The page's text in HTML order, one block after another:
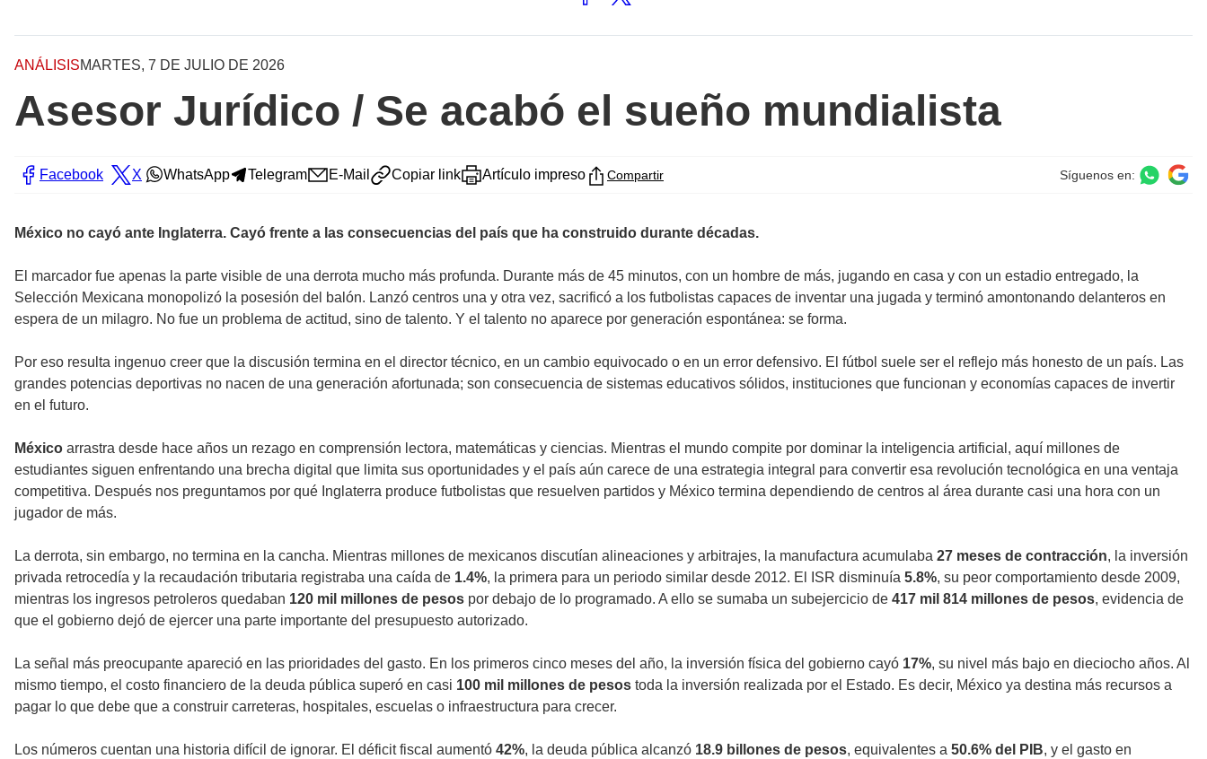
ANÁLISISMARTES, 7 DE JULIO DE 2026
Asesor Jurídico / Se acabó el sueño mundialista
Facebook X WhatsApp Telegram E-Mail Copiar link Artículo impreso Compartir Síguenos en:
México no cayó ante Inglaterra. Cayó frente a las consecuencias del país que ha construido durante décadas.
El marcador fue apenas la parte visible de una derrota mucho más profunda. Durante más de 45 minutos, con un hombre de más, jugando en casa y con un estadio entregado, la
Selección Mexicana monopolizó la posesión del balón. Lanzó centros una y otra vez, sacrificó a los futbolistas capaces de inventar una jugada y terminó amontonando delanteros en
espera de un milagro. No fue un problema de actitud, sino de talento. Y el talento no aparece por generación espontánea: se forma.
Por eso resulta ingenuo creer que la discusión termina en el director técnico, en un cambio equivocado o en un error defensivo. El fútbol suele ser el reflejo más honesto de un país. Las
grandes potencias deportivas no nacen de una generación afortunada; son consecuencia de sistemas educativos sólidos, instituciones que funcionan y economías capaces de invertir
en el futuro.
México arrastra desde hace años un rezago en comprensión lectora, matemáticas y ciencias. Mientras el mundo compite por dominar la inteligencia artificial, aquí millones de
estudiantes siguen enfrentando una brecha digital que limita sus oportunidades y el país aún carece de una estrategia integral para convertir esa revolución tecnológica en una ventaja
competitiva. Después nos preguntamos por qué Inglaterra produce futbolistas que resuelven partidos y México termina dependiendo de centros al área durante casi una hora con un
jugador de más.
La derrota, sin embargo, no termina en la cancha. Mientras millones de mexicanos discutían alineaciones y arbitrajes, la manufactura acumulaba 27 meses de contracción, la inversión
privada retrocedía y la recaudación tributaria registraba una caída de 1.4%, la primera para un periodo similar desde 2012. El ISR disminuía 5.8%, su peor comportamiento desde 2009,
mientras los ingresos petroleros quedaban 120 mil millones de pesos por debajo de lo programado. A ello se sumaba un subejercicio de 417 mil 814 millones de pesos, evidencia de
que el gobierno dejó de ejercer una parte importante del presupuesto autorizado.
La señal más preocupante apareció en las prioridades del gasto. En los primeros cinco meses del año, la inversión física del gobierno cayó 17%, su nivel más bajo en dieciocho años. Al
mismo tiempo, el costo financiero de la deuda pública superó en casi 100 mil millones de pesos toda la inversión realizada por el Estado. Es decir, México ya destina más recursos a
pagar lo que debe que a construir carreteras, hospitales, escuelas o infraestructura para crecer.
Los números cuentan una historia difícil de ignorar. El déficit fiscal aumentó 42%, la deuda pública alcanzó 18.9 billones de pesos, equivalentes a 50.6% del PIB, y el gasto en